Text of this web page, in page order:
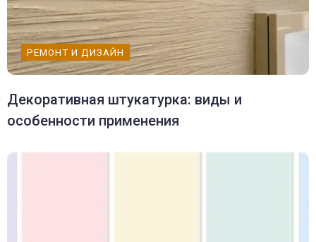
РЕМОНТ И ДИЗАЙН
Декоративная штукатурка: виды и
особенности применения